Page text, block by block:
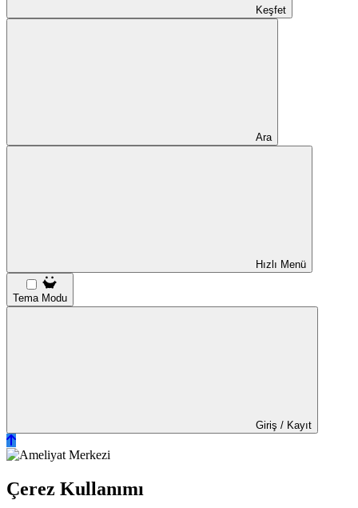
Keşfet
Ara
Hızlı Menü
Tema Modu
Giriş / Kayıt
Çerez Kullanımı